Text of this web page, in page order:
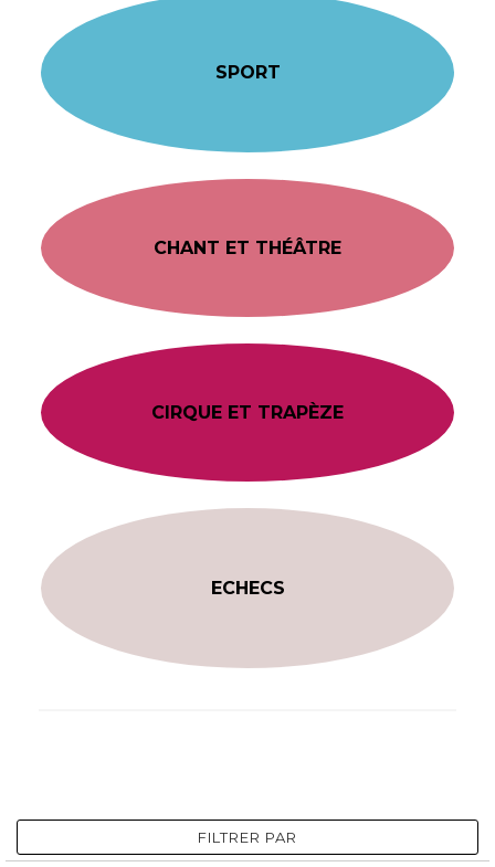
SPORT
CHANT ET THÉÂTRE
CIRQUE ET TRAPÈZE
ECHECS
FILTRER PAR